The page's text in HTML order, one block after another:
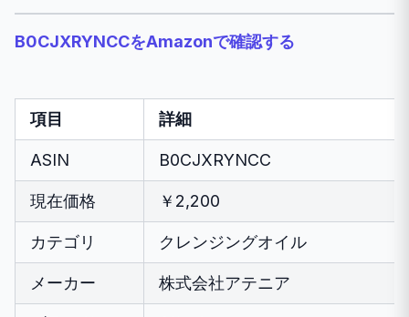
B0CJXRYNCCをAmazonで確認する
項目 詳細
ASIN B0CJXRYNCC
現在価格 ￥2,200
カテゴリ クレンジングオイル
メーカー 株式会社アテニア